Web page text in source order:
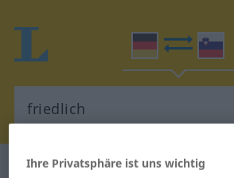
Deutsch-Slowenisch Wörterbuch
Ihre Privatsphäre ist uns wichtig